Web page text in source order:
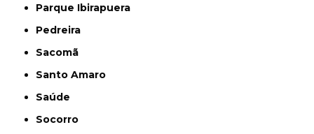
Parque Ibirapuera
Pedreira
Sacomã
Santo Amaro
Saúde
Socorro